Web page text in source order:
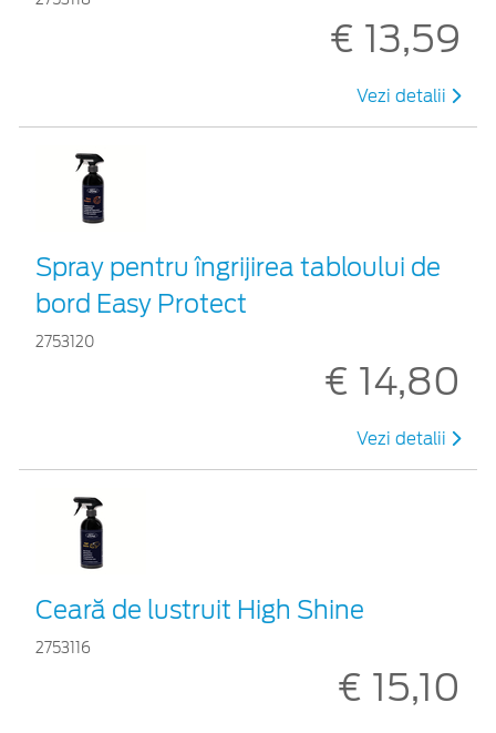
€ 13,59
Vezi detalii
Spray pentru îngrijirea tabloului de
bord Easy Protect
2753120
€ 14,80
Vezi detalii
Ceară de lustruit High Shine
2753116
€ 15,10